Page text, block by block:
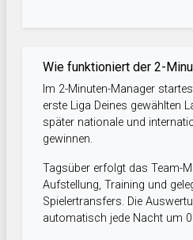
Wie funktioniert der 2-
Im 2-Minuten-Manager
erste Liga Deines gewählten
später nationale und
gewinnen.
Tagsüber erfolgt das Team-
Aufstellung, Training und
Spielertransfers. Die
automatisch jede Nacht um